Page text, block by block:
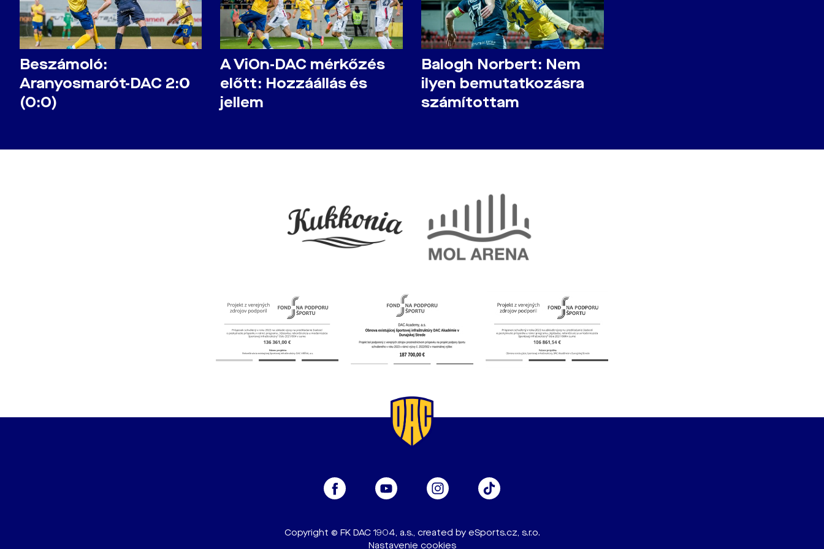
Beszámoló:
Aranyosmarót-DAC 2:0
(0:0)
A ViOn-DAC mérkőzés
előtt: Hozzáállás és
jellem
Balogh Norbert: Nem
ilyen bemutatkozásra
számítottam
Copyright © FK DAC 1904, a.s., created by eSports.cz, s.r.o.
Nastavenie cookies